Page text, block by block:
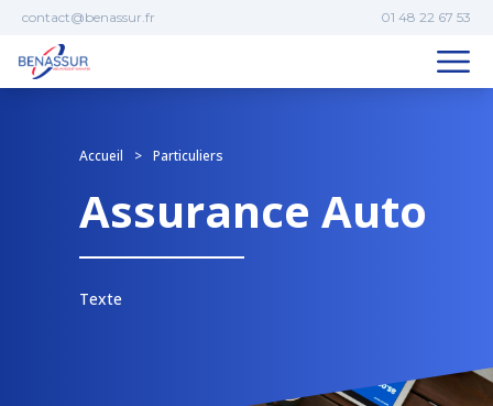
Aller au contenu
contact@benassur.fr 01 48 22 67 53
Accueil > Particuliers
Assurance Auto
Texte